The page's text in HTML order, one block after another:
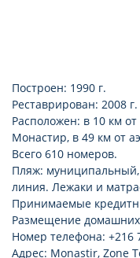
Построен: 1990 г.
Реставрирован: 2008 г.
Расположен: в 10 км от
Монастир, в 49 км от
Всего 610 номеров.
Пляж: муниципальный,
линия. Лежаки и
Принимаемые
Размещение домашних
Номер телефона: +216
Адрес: Monastir, Zone